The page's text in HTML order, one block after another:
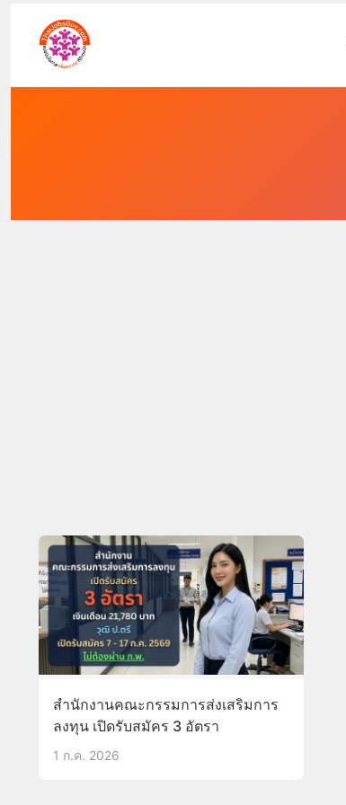
สำนักงานคณะกรรมการส่งเสริมการ
ลงทุน เปิดรับสมัคร 3 อัตรา
1 ก.ค. 2026